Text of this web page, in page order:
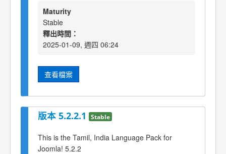
Maturity
Stable
釋出時間：
2025-01-09, 週四 06:24
查看檔案
版本 5.2.2.1 Stable
This is the Tamil, India Language Pack for
Joomla! 5.2.2